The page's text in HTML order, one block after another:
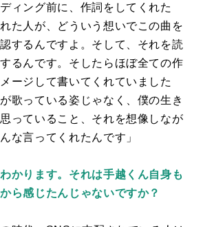
ィング前に、作詞をしてくれた
た人が、どういう想いでこの曲を
するんですよ。そして、それを読
るんです。そしたらほぼ全ての作
ージして書いてくれていました
歌っている姿じゃなく、僕の生き
っていること、それを想像しなが
な言ってくれたんです」
かります。それは手越くん自身も
ら感じたんじゃないですか？